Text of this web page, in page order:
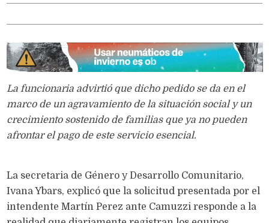
La funcionaria advirtió que dicho pedido se da en el
marco de un agravamiento de la situación social y un
crecimiento sostenido de familias que ya no pueden
afrontar el pago de este servicio esencial.
La secretaria de Género y Desarrollo Comunitario,
Ivana Ybars, explicó que la solicitud presentada por el
intendente Martín Perez ante Camuzzi responde a la